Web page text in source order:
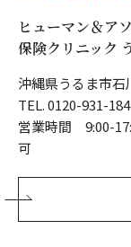
ヒューマン＆ア
保険クリニック
沖縄県うるま市石
TEL. 0120-931-184
営業時間 9:00-
可